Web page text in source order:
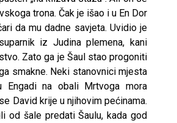
trona. Čak je išao i u En Dor
da mu dadne savjeta. Uvidio je
iz Judina plemena, kani
Zato ga je Šaul stao progoniti
smakne. Neki stanovnici mjesta
Engadi na obali Mrtvoga mora
David krije u njihovim pećinama.
od šale predati Šaulu, kada god